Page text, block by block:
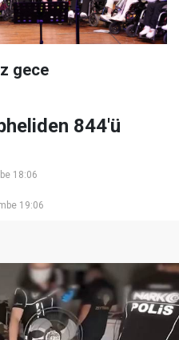
gece
844'ü
18:06
19:06